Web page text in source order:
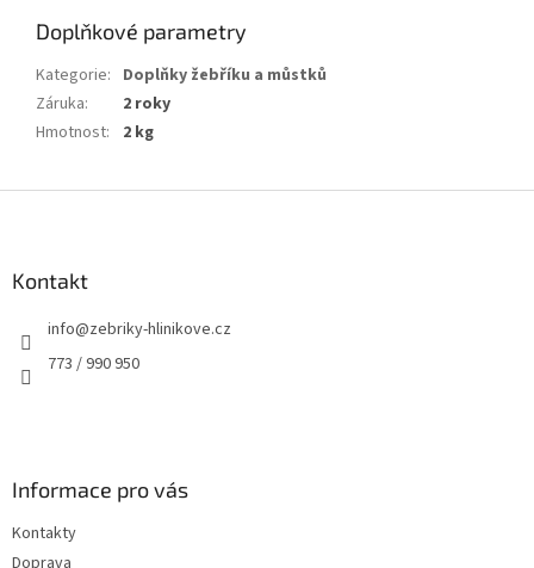
Doplňkové parametry
Kategorie: Doplňky žebříku a můstků
Záruka:
2 roky
Hmotnost: 2 kg
Kontakt
info@zebriky-hlinikove.cz
773 / 990 950
Informace pro vás
Kontakty